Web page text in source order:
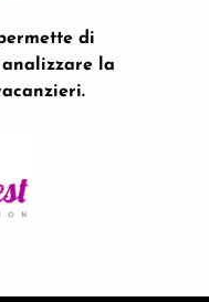
di
la